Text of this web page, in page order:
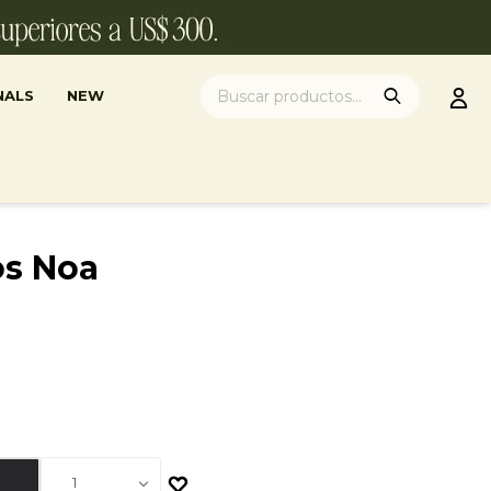
NEW
Noa
1